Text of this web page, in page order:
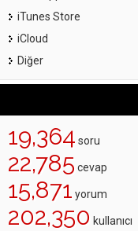
iTunes Store
iCloud
Diğer
19,364 soru
22,785 cevap
15,871 yorum
202,350 kullanıcı